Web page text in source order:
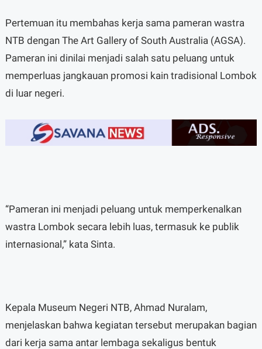
Pertemuan itu membahas kerja sama pameran wastra
NTB dengan The Art Gallery of South Australia (AGSA).
Pameran ini dinilai menjadi salah satu peluang untuk
memperluas jangkauan promosi kain tradisional Lombok
di luar negeri.
“Pameran ini menjadi peluang untuk memperkenalkan
wastra Lombok secara lebih luas, termasuk ke publik
internasional,” kata Sinta.
Kepala Museum Negeri NTB, Ahmad Nuralam,
menjelaskan bahwa kegiatan tersebut merupakan bagian
dari kerja sama antar lembaga sekaligus bentuk